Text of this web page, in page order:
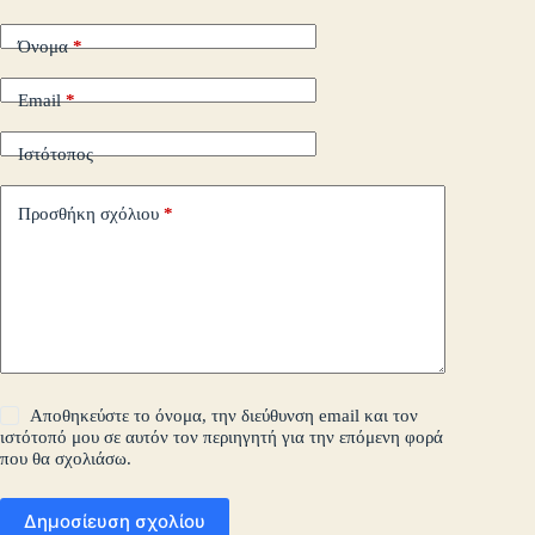
Όνομα*
Email*
Ιστότοπος
Προσθήκη σχόλιου *
Αποθηκεύστε το όνομα, την διεύθυνση email και τον
ιστότοπό μου σε αυτόν τον περιηγητή για την επόμενη φορά
που θα σχολιάσω.
Δημοσίευση σχολίου